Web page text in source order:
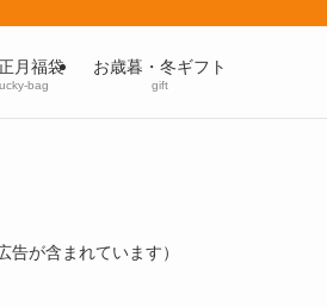
月福袋
bag
お歳暮・冬ギフト
gift
告が含まれています）